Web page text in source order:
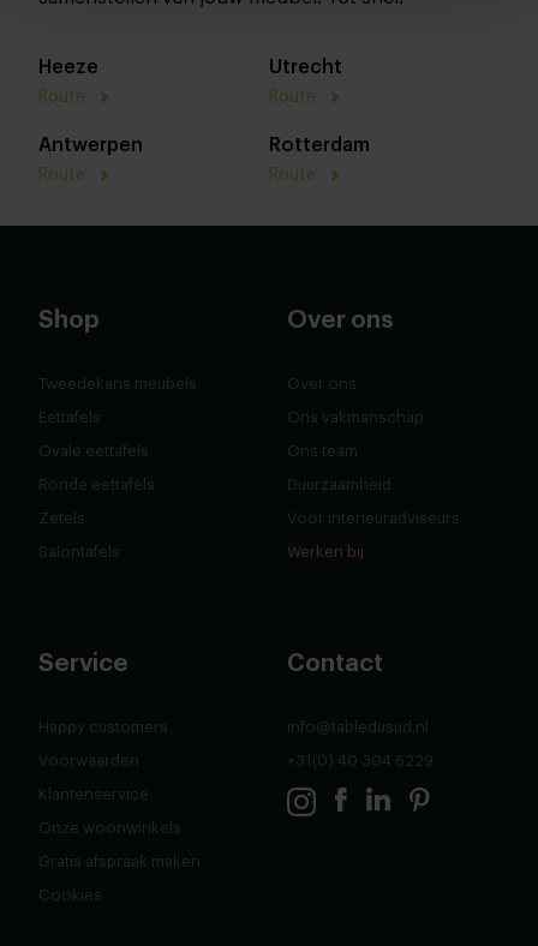
Heeze
Route
Utrecht
Route
Antwerpen
Route
Rotterdam
Route
Shop
Tweedekans meubels
Eettafels
Ovale eettafels
Ronde eettafels
Zetels
Salontafels
Over ons
Over ons
Ons vakmanschap
Ons team
Duurzaamheid
Voor interieuradviseurs
Werken bij
Service
Happy customers
Voorwaarden
Klantenservice
Onze woonwinkels
Gratis afspraak maken
Cookies
Contact
info@tabledusud.nl
+31(0) 40 304 6229